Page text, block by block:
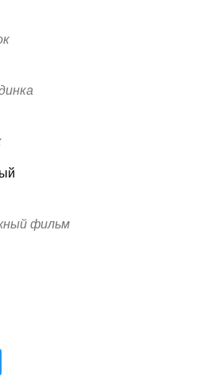
фильм